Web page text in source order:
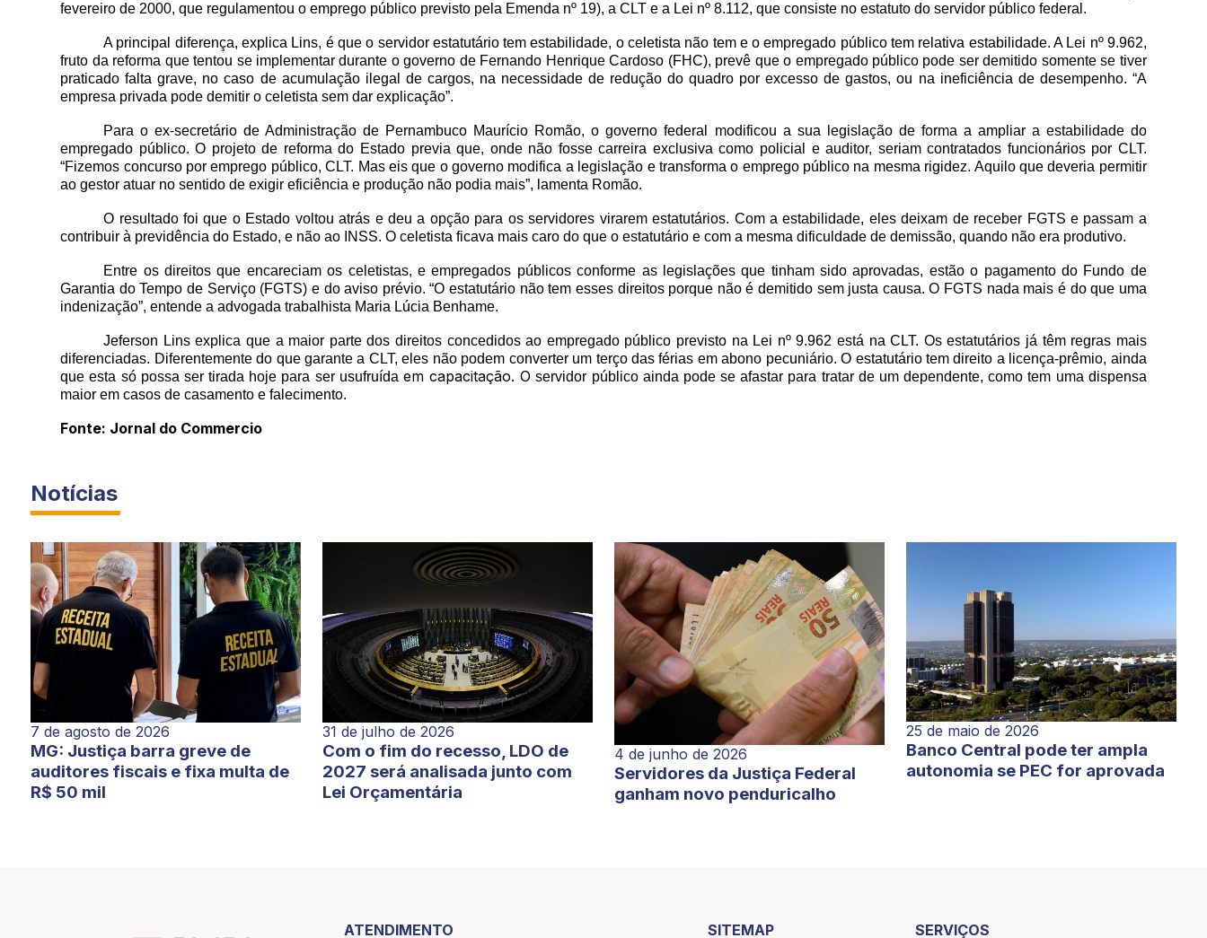
fevereiro de 2000, que regulamentou o emprego público previsto pela Emenda nº 19), a CLT e a Lei nº 8.112, que consiste no estatuto do servidor público federal.
A principal diferença, explica Lins, é que o servidor estatutário tem estabilidade, o celetista não tem e o empregado público tem relativa estabilidade. A Lei nº 9.962,
fruto da reforma que tentou se implementar durante o governo de Fernando Henrique Cardoso (FHC), prevê que o empregado público pode ser demitido somente se tiver
praticado falta grave, no caso de acumulação ilegal de cargos, na necessidade de redução do quadro por excesso de gastos, ou na ineficiência de desempenho. “A
empresa privada pode demitir o celetista sem dar explicação”.
Para o ex-secretário de Administração de Pernambuco Maurício Romão, o governo federal modificou a sua legislação de forma a ampliar a estabilidade do
empregado público. O projeto de reforma do Estado previa que, onde não fosse carreira exclusiva como policial e auditor, seriam contratados funcionários por CLT.
“Fizemos concurso por emprego público, CLT. Mas eis que o governo modifica a legislação e transforma o emprego público na mesma rigidez. Aquilo que deveria permitir
ao gestor atuar no sentido de exigir eficiência e produção não podia mais”, lamenta Romão.
O resultado foi que o Estado voltou atrás e deu a opção para os servidores virarem estatutários. Com a estabilidade, eles deixam de receber FGTS e passam a
contribuir à previdência do Estado, e não ao INSS. O celetista ficava mais caro do que o estatutário e com a mesma dificuldade de demissão, quando não era produtivo.
Entre os direitos que encareciam os celetistas, e empregados públicos conforme as legislações que tinham sido aprovadas, estão o pagamento do Fundo de
Garantia do Tempo de Serviço (FGTS) e do aviso prévio. “O estatutário não tem esses direitos porque não é demitido sem justa causa. O FGTS nada mais é do que uma
indenização”, entende a advogada trabalhista Maria Lúcia Benhame.
Jeferson Lins explica que a maior parte dos direitos concedidos ao empregado público previsto na Lei nº 9.962 está na CLT. Os estatutários já têm regras mais
diferenciadas. Diferentemente do que garante a CLT, eles não podem converter um terço das férias em abono pecuniário. O estatutário tem direito a licença-prêmio, ainda
que esta só possa ser tirada hoje para ser usufruída em capacitação. O servidor público ainda pode se afastar para tratar de um dependente, como tem uma dispensa
maior em casos de casamento e falecimento.
Fonte: Jornal do Commercio
Notícias
7 de agosto de 2026
MG: Justiça barra greve de
auditores fiscais e fixa multa de
R$ 50 mil
31 de julho de 2026
Com o fim do recesso, LDO de
2027 será analisada junto com
Lei Orçamentária
4 de junho de 2026
Servidores da Justiça Federal
ganham novo penduricalho
25 de maio de 2026
Banco Central pode ter ampla
autonomia se PEC for aprovada
ATENDIMENTO SITEMAP SERVIÇOS